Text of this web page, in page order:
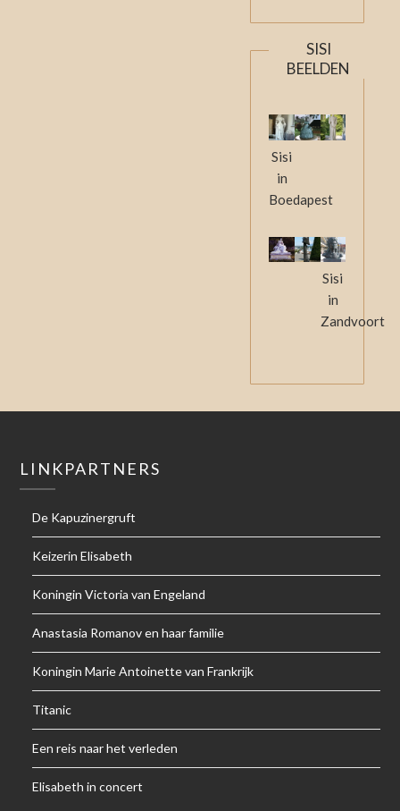
SISI
BEELDEN
Sisi
in
Boedapest
Sisi
in
Zandvoort
LINKPARTNERS
De Kapuzinergruft
Keizerin Elisabeth
Koningin Victoria van Engeland
Anastasia Romanov en haar familie
Koningin Marie Antoinette van Frankrijk
Titanic
Een reis naar het verleden
Elisabeth in concert